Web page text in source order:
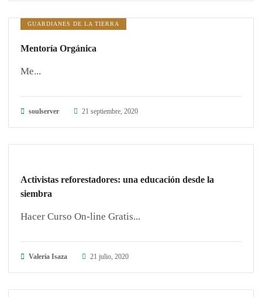
GUARDIANES DE LA TIERRA
Mentoría Orgánica
Me...
soulserver 21 septiembre, 2020
Activistas reforestadores: una educación desde la
siembra
Hacer Curso On-line Gratis...
Valeria Isaza 21 julio, 2020